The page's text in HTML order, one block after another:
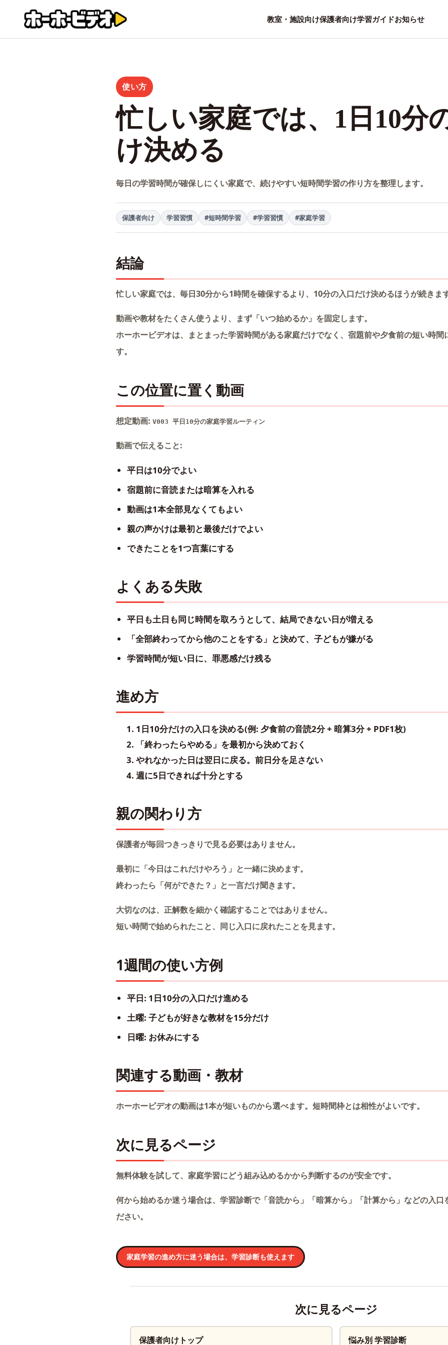
教室・施設向け保護者向け学習ガイドお知らせ
使い方
忙しい家庭では、1日10分
け決める
毎日の学習時間が確保しにくい家庭で、続けやすい短時間学習の作り方を整理します。
保護者向け 学習習慣 #短時間学習 #学習習慣 #家庭学習
結論
忙しい家庭では、毎日30分から1時間を確保するより、10分の入口だけ決めるほうが続きます
動画や教材をたくさん使うより、まず「いつ始めるか」を固定します。
ホーホービデオは、まとまった学習時間がある家庭だけでなく、宿題前や夕食前の短い時間
す。
この位置に置く動画
想定動画: V003 平日10分の家庭学習ルーティン
動画で伝えること:
平日は10分でよい
宿題前に音読または暗算を入れる
動画は1本全部見なくてもよい
親の声かけは最初と最後だけでよい
できたことを1つ言葉にする
よくある失敗
平日も土日も同じ時間を取ろうとして、結局できない日が増える
「全部終わってから他のことをする」と決めて、子どもが嫌がる
学習時間が短い日に、罪悪感だけ残る
進め方
1日10分だけの入口を決める(例: 夕食前の音読2分 + 暗算3分 + PDF1枚)
「終わったらやめる」を最初から決めておく
やれなかった日は翌日に戻る。前日分を足さない
週に5日できれば十分とする
親の関わり方
保護者が毎回つきっきりで見る必要はありません。
最初に「今日はこれだけやろう」と一緒に決めます。
終わったら「何ができた？」と一言だけ聞きます。
大切なのは、正解数を細かく確認することではありません。
短い時間で始められたこと、同じ入口に戻れたことを見ます。
1週間の使い方例
平日: 1日10分の入口だけ進める
土曜: 子どもが好きな教材を15分だけ
日曜: お休みにする
関連する動画・教材
ホーホービデオの動画は1本が短いものから選べます。短時間枠とは相性がよいです。
次に見るページ
無料体験を試して、家庭学習にどう組み込めるかから判断するのが安全です。
何から始めるか迷う場合は、学習診断で「音読から」「暗算から」「計算から」などの入口
ださい。
家庭学習の進め方に迷う場合は、学習診断も使えます
次に見るページ
保護者向けトップ 悩み別 学習診断